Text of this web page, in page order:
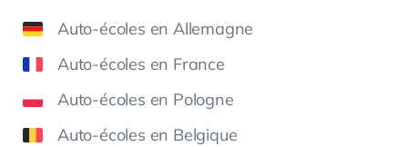
Auto-écoles en Allemagne
Auto-écoles en France
Auto-écoles en Pologne
Auto-écoles en Belgique